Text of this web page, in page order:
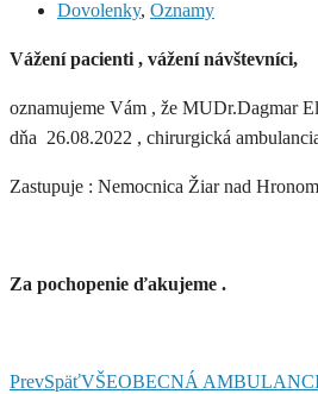
Dovolenky, Oznamy
Vážení pacienti , vážení návštevníci,
oznamujeme Vám , že MUDr.Dagmar
dňa 26.08.2022 , chirurgická
Zastupuje : Nemocnica Žiar nad Hronom
Za pochopenie ďakujeme .
PrevSpäťVŠEOBECNÁ